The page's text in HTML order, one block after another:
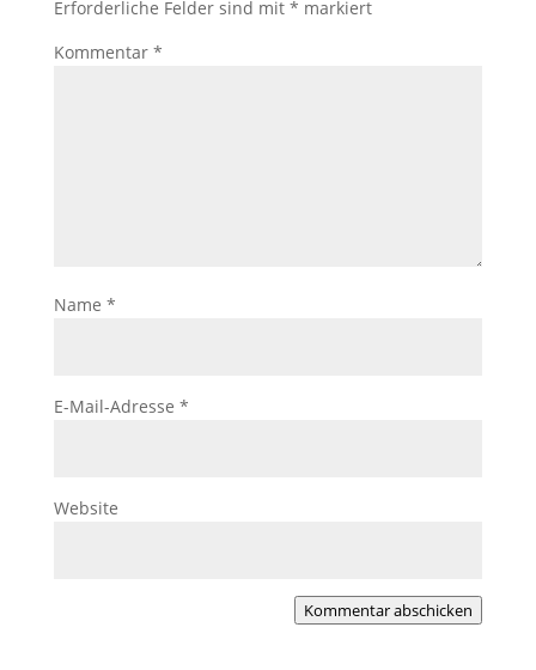
Erforderliche Felder sind mit * markiert
Kommentar *
Name *
E-Mail-Adresse *
Website
Kommentar abschicken